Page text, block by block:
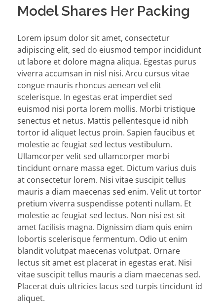
Model Shares Her Packing
Lorem ipsum dolor sit amet, consectetur
adipiscing elit, sed do eiusmod tempor incididunt
ut labore et dolore magna aliqua. Egestas purus
viverra accumsan in nisl nisi. Arcu cursus vitae
congue mauris rhoncus aenean vel elit
scelerisque. In egestas erat imperdiet sed
euismod nisi porta lorem mollis. Morbi tristique
senectus et netus. Mattis pellentesque id nibh
tortor id aliquet lectus proin. Sapien faucibus et
molestie ac feugiat sed lectus vestibulum.
Ullamcorper velit sed ullamcorper morbi
tincidunt ornare massa eget. Dictum varius duis
at consectetur lorem. Nisi vitae suscipit tellus
mauris a diam maecenas sed enim. Velit ut tortor
pretium viverra suspendisse potenti nullam. Et
molestie ac feugiat sed lectus. Non nisi est sit
amet facilisis magna. Dignissim diam quis enim
lobortis scelerisque fermentum. Odio ut enim
blandit volutpat maecenas volutpat. Ornare
lectus sit amet est placerat in egestas erat. Nisi
vitae suscipit tellus mauris a diam maecenas sed.
Placerat duis ultricies lacus sed turpis tincidunt id
aliquet.